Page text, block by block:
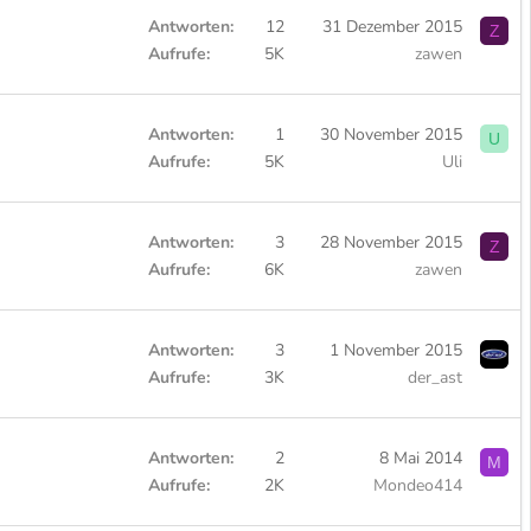
Antworten
12
Aufrufe
5K
31 Dezember 2015
zawen
Z
Antworten
1
Aufrufe
5K
30 November 2015
Uli
U
Antworten
3
Aufrufe
6K
28 November 2015
zawen
Z
Antworten
3
Aufrufe
3K
1 November 2015
der_ast
Antworten
2
Aufrufe
2K
8 Mai 2014
Mondeo414
M